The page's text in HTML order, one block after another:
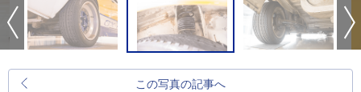
この写真の記事へ